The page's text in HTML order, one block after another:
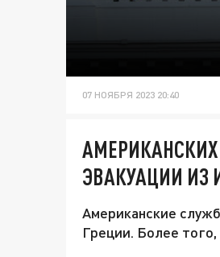
07 НОЯБРЯ 2023 20:40
ЭВАКУАЦИИ ИЗ
Американские
Греции. Более